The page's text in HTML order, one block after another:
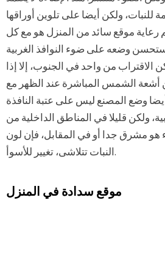
ولكن أيضا على تلوين أوراقها
رعاية موقع سائد من المنزل هو مع كل
وضعه على ضوء النوافذ الغربية
الاقتراب من واحد في الجنوب، إلا إذا
أشعة الشمس المباشرة عند الظهر مع
وضع المصنع ليس على عتبة النافذة
ولكن قليلا في المناطق الداخلية من
هو مشرق جدا أو في المقابل، فإن لون
النبات تتلاشى، تغيير للأسوأ.
موقع سدادة في المنزل